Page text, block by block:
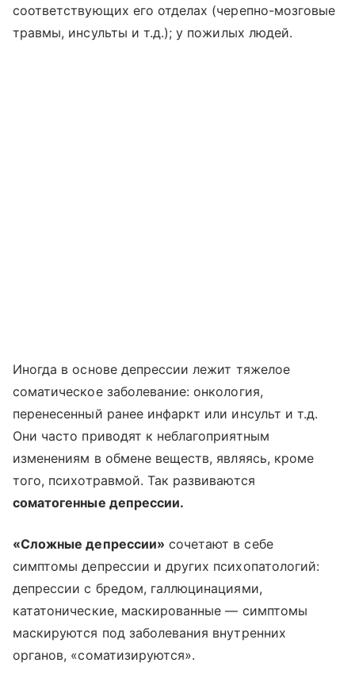
соответствующих его отделах (черепно-мозговые
травмы, инсульты и т.д.); у пожилых людей.
Иногда в основе депрессии лежит тяжелое
соматическое заболевание: онкология,
перенесенный ранее инфаркт или инсульт и т.д.
Они часто приводят к неблагоприятным
изменениям в обмене веществ, являясь, кроме
того, психотравмой. Так развиваются
соматогенные депрессии.
«Сложные депрессии» сочетают в себе
симптомы депрессии и других психопатологий:
депрессии с бредом, галлюцинациями,
кататонические, маскированные — симптомы
маскируются под заболевания внутренних
органов, «соматизируются».